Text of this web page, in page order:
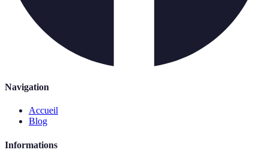
Navigation
Accueil
Blog
Informations